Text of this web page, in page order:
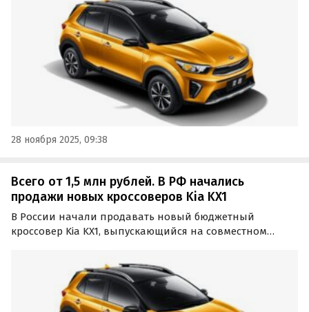
28 ноября 2025, 09:38
Всего от 1,5 млн рублей. В РФ начались
продажи новых кроссоверов Kia KX1
В России начали продавать новый бюджетный
кроссовер Kia KX1, выпускающийся на совместном
можно в основном под заказ, а цены на одном из
сайтов объявлений сейчас стартуют от 1 500 000